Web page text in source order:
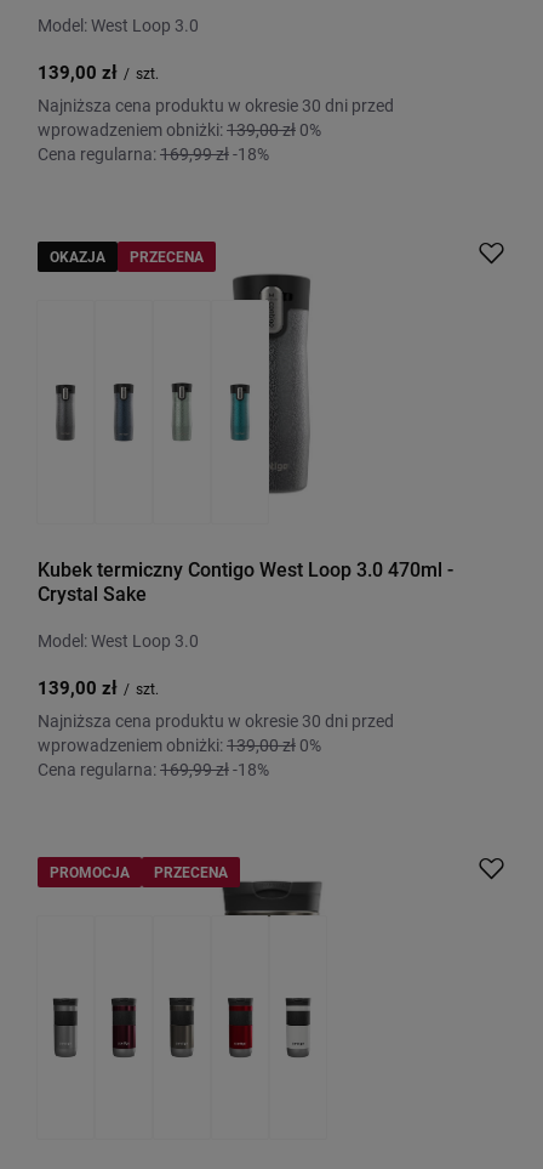
Model: West Loop 3.0
139,00 zł / szt.
Najniższa cena produktu w okresie 30 dni przed
wprowadzeniem obniżki:139,00 zł 0%
Cena regularna:169,99 zł-18%
OKAZJA PRZECENA
Kubek termiczny Contigo West Loop 3.0 470ml -
Crystal Sake
Model: West Loop 3.0
139,00 zł / szt.
Najniższa cena produktu w okresie 30 dni przed
wprowadzeniem obniżki:139,00 zł 0%
Cena regularna:169,99 zł-18%
PROMOCJA PRZECENA